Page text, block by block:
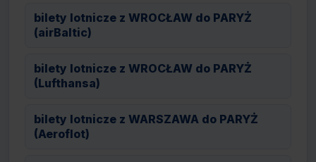
bilety lotnicze z WROCŁAW do PARYŻ
(airBaltic)
bilety lotnicze z WROCŁAW do PARYŻ
(Lufthansa)
bilety lotnicze z WARSZAWA do PARYŻ
(Aeroflot)